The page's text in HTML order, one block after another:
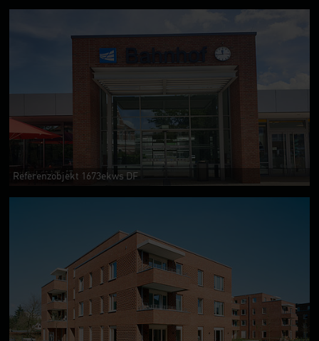
Referenzobjekt 1673ekws DF